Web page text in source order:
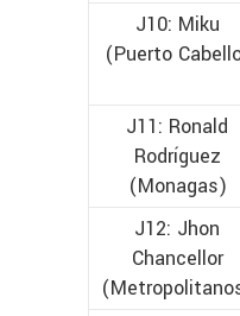
J10: Miku
(Puerto
J11: Ronald
Rodríguez
(Monagas)
J12: Jhon
Chancellor